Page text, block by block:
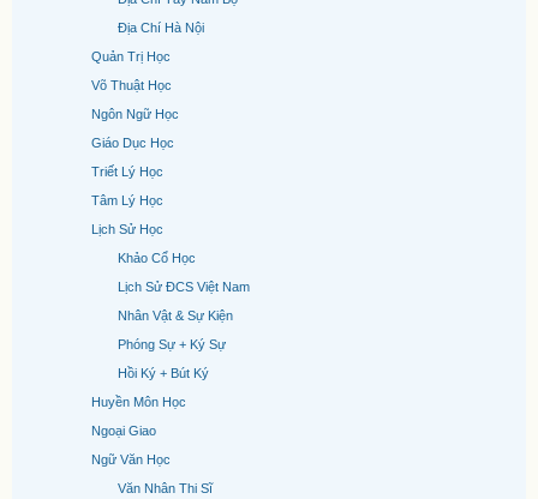
Địa Chí Hà Nội
Quản Trị Học
Võ Thuật Học
Ngôn Ngữ Học
Giáo Dục Học
Triết Lý Học
Tâm Lý Học
Lịch Sử Học
Khảo Cổ Học
Lịch Sử ĐCS Việt Nam
Nhân Vật & Sự Kiện
Phóng Sự + Ký Sự
Hồi Ký + Bút Ký
Huyền Môn Học
Ngoại Giao
Ngữ Văn Học
Văn Nhân Thi Sĩ